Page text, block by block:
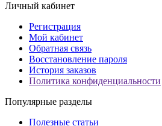
Личный кабинет
Регистрация
Мой кабинет
Обратная связь
Восстановление пароля
История заказов
Политика конфиденциальности
Популярные разделы
Полезные статьи